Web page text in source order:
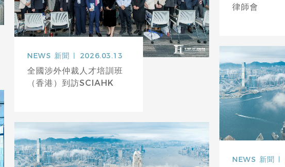
律師會
NEWS 新聞 2026.03.13
全國涉外仲裁人才培訓班
（香港）到訪SCIAHK
NEWS 新聞